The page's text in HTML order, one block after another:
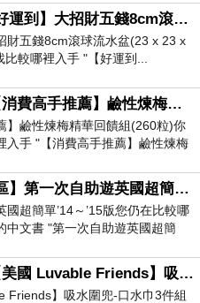
【淚推】【好運到】大招財五錢8cm滾球流水盆(23 x 23 x 25cm)
財五錢8cm滾球流水盆(23 x 23 x
較哪裡入手 "【好運到...
【9甘心】【消費高手推薦】鹼性煉梅精華回饋組(260粒)
】鹼性煉梅精華回饋組(260粒)你
入手 "【消費高手推薦】鹼性煉梅
【出版社專區】第一次自助遊英國超簡單’14～’15版
國超簡單’14～’15版您仍在比較哪
中文書 "第一次自助遊英國超簡
【9甘心】【美國 Luvable Friends】吸水圍兜-口水巾3件組 - 桃紫幾何貓頭鷹 LU0236900(快速到貨)
Friends】吸水圍兜-口水巾3件組